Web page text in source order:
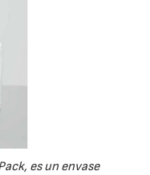
es un envase